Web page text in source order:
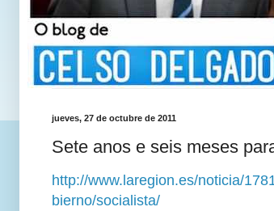
jueves, 27 de octubre de 2011
Sete anos e seis meses
http://www.laregion.es/noticia/
bierno/socialista/